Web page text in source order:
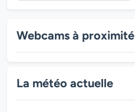
Webcams à proximité
La météo actuelle